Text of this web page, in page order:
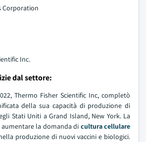
Corporation
Inc.
dal settore:
Thermo Fisher Scientific Inc, completò
della sua capacità di produzione di
Stati Uniti a Grand Island, New York. La
la domanda di cultura cellulare
produzione di nuovi vaccini e biologici.